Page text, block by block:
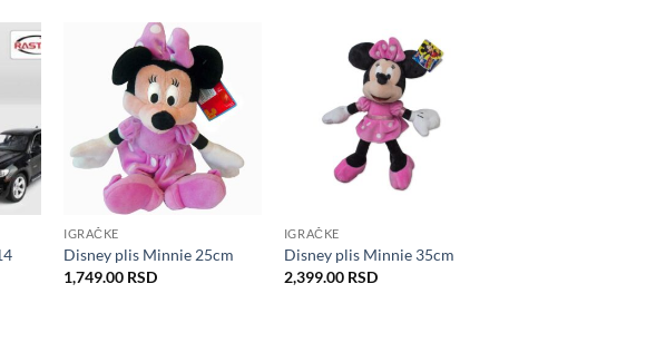
IGRAČKE
Disney plis Minnie 25cm
1,749.00 RSD
IGRAČKE
Disney plis Minnie 35cm
2,399.00 RSD